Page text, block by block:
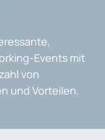
Events mit
von
und Vorteilen.